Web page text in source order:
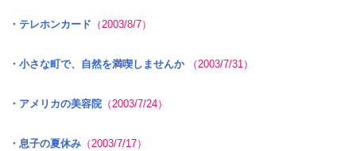
・テレホンカード （2003/8/7）
・小さな町で、自然を満喫しませんか （2003/7/31）
・アメリカの美容院（2003/7/24）
・息子の夏休み（2003/7/17）